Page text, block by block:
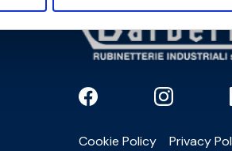
Cookie Policy Privacy